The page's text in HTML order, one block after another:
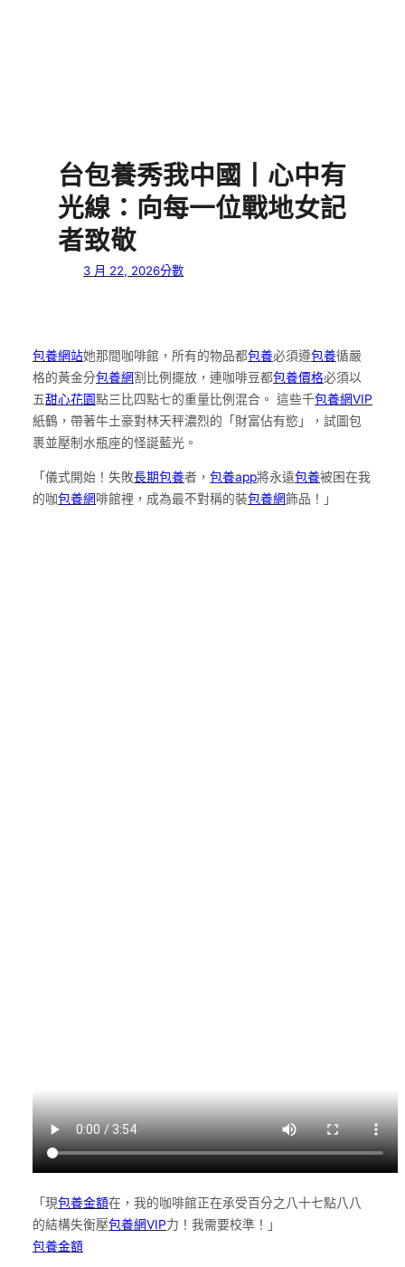
台包養秀我中國丨心中有
光線：向每一位戰地女記
者致敬
3 月 22, 2026分數
包養網站她那間咖啡館，所有的物品都包養必須遵包養循嚴
格的黃金分包養網割比例擺放，連咖啡豆都包養價格必須以
五甜心花園點三比四點七的重量比例混合。 這些千包養網VIP
紙鶴，帶著牛土豪對林天秤濃烈的「財富佔有慾」，試圖包
裹並壓制水瓶座的怪誕藍光。
「儀式開始！失敗長期包養者， 包養app將永遠包養被困在我
的咖包養網啡館裡，成為最不對稱的裝包養網飾品！」
「現包養金額在，我的咖啡館正在承受百分之八十七點八八
的結構失衡壓包養網VIP力！我需要校準！」
包養金額